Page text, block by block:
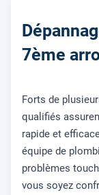
7ème
Forts de
qualifiés
rapide et
équipe de
problèmes
vous soyez